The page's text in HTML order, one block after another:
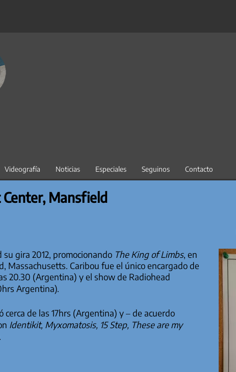
Videografía Noticias Especiales Seguinos Contacto
Center, Mansfield
gira 2012, promocionando The King of Limbs, en
Massachusetts. Caribou fue el único encargado de
20.30 (Argentina) y el show de Radiohead
Argentina).
cerca de las 17hrs (Argentina) y – de acuerdo
Identikit, Myxomatosis, 15 Step, These are my